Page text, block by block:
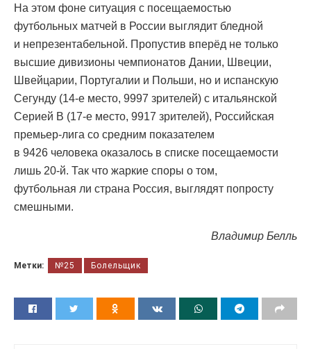
На этом фоне ситуация с посещаемостью
футбольных матчей в России выглядит бледной
и непрезентабельной. Пропустив вперёд не только
высшие дивизионы чемпионатов Дании, Швеции,
Швейцарии, Португалии и Польши, но и испанскую
Сегунду (14-е место, 9997 зрителей) с итальянской
Серией В (17-е место, 9917 зрителей), Российская
премьер-лига со средним показателем
в 9426 человека оказалось в списке посещаемости
лишь 20-й. Так что жаркие споры о том,
футбольная ли страна Россия, выглядят попросту
смешными.
Владимир Белль
Метки: №25 Болельщик